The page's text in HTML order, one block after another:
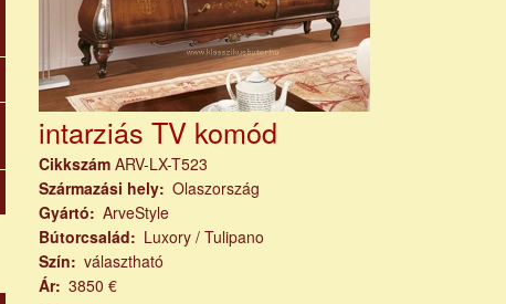
intarziás TV komód
Cikkszám ARV-LX-T523
Származási hely Olaszország
Gyártó
ArveStyle
Bútorcsalád
Luxory / Tulipano
Szín
választható
Ár 3850 €